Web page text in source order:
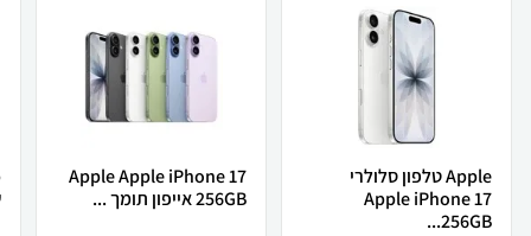
Apple טלפון סלולרי
Apple iPhone 17
256GB...
Apple Apple iPhone 17
256GB אייפון תומך ...